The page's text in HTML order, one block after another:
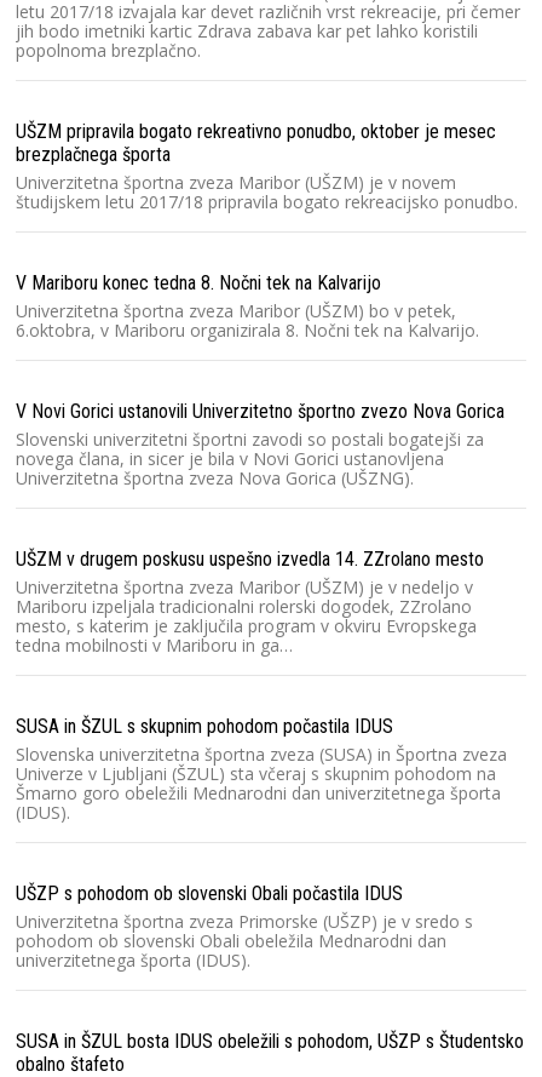
letu 2017/18 izvajala kar devet različnih vrst rekreacije, pri čemer
jih bodo imetniki kartic Zdrava zabava kar pet lahko koristili
popolnoma brezplačno.
UŠZM pripravila bogato rekreativno ponudbo, oktober je mesec
brezplačnega športa
Univerzitetna športna zveza Maribor (UŠZM) je v novem
študijskem letu 2017/18 pripravila bogato rekreacijsko ponudbo.
V Mariboru konec tedna 8. Nočni tek na Kalvarijo
Univerzitetna športna zveza Maribor (UŠZM) bo v petek,
6.oktobra, v Mariboru organizirala 8. Nočni tek na Kalvarijo.
V Novi Gorici ustanovili Univerzitetno športno zvezo Nova Gorica
Slovenski univerzitetni športni zavodi so postali bogatejši za
novega člana, in sicer je bila v Novi Gorici ustanovljena
Univerzitetna športna zveza Nova Gorica (UŠZNG).
UŠZM v drugem poskusu uspešno izvedla 14. ZZrolano mesto
Univerzitetna športna zveza Maribor (UŠZM) je v nedeljo v
Mariboru izpeljala tradicionalni rolerski dogodek, ZZrolano
mesto, s katerim je zaključila program v okviru Evropskega
tedna mobilnosti v Mariboru in ga…
SUSA in ŠZUL s skupnim pohodom počastila IDUS
Slovenska univerzitetna športna zveza (SUSA) in Športna zveza
Univerze v Ljubljani (ŠZUL) sta včeraj s skupnim pohodom na
Šmarno goro obeležili Mednarodni dan univerzitetnega športa
(IDUS).
UŠZP s pohodom ob slovenski Obali počastila IDUS
Univerzitetna športna zveza Primorske (UŠZP) je v sredo s
pohodom ob slovenski Obali obeležila Mednarodni dan
univerzitetnega športa (IDUS).
SUSA in ŠZUL bosta IDUS obeležili s pohodom, UŠZP s Študentsko
obalno štafeto